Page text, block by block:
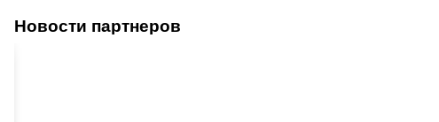
Новости партнеров